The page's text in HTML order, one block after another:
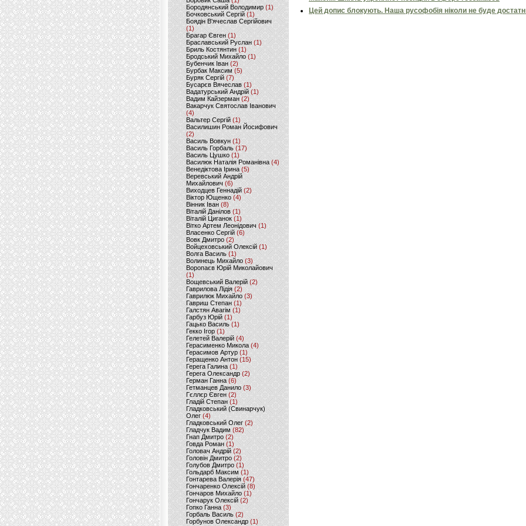
Бородянський Володимир (1)
Бочковський Сергій (1)
Боядін В'ячеслав Сергійович
(1)
Брагар Євген (1)
Браславський Руслан (1)
Бриль Костянтин (1)
Бродський Михайло (1)
Бубенчик Іван(2)
Бурбак Максим (5)
Буряк Сергій (7)
Бусарєв Вячеслав (1)
Вадатурський Андрій (1)
Вадим Кайзерман (2)
Вакарчук Святослав Іванович
(4)
Вальтер Сергій (1)
Василишин Роман Йосифович
(2)
Василь Вовкун (1)
Василь Горбаль (17)
Василь Цушко (1)
Василюк Наталія Романівна (4)
Венедіктова Ірина(5)
Веревський Андрій
Михайлович (6)
Виходцев Геннадій (2)
Віктор Ющенко (4)
Вінник Іван (8)
Віталій Данілов (1)
Віталій Циганок (1)
Вітко Артем Леонідович(1)
Власенко Сергій (6)
Вовк Дмитро(2)
Войцеховський Олексій(1)
Волга Василь (1)
Волинець Михайло (3)
Воропаєв Юрій Миколайович
(1)
Вощевський Валерій(2)
Гаврилова Лідія (2)
Гаврилюк Михайло (3)
Гавриш Степан (1)
Галстян Авагім (1)
Гарбуз Юрій (1)
Гацько Василь (1)
Гекко Ігор(1)
Гелетей Валерій (4)
Герасименко Микола (4)
Герасимов Артур (1)
Геращенко Антон(15)
Герега Галина (1)
Герега Олександр (2)
Герман Ганна (6)
Гетманцев Данило (3)
Гєллєр Євген (2)
Гладій Степан(1)
Гладковський (Свинарчук)
Олег (4)
Гладковський Олег (2)
Гладчук Вадим (82)
Гнап Дмитро (2)
Говда Роман(1)
Головач Андрій (2)
Головін Дмитро (2)
Голубов Дмитро (1)
Гольдарб Максим(1)
Гонтарева Валерія (47)
Гончаренко Олексій(8)
Гончаров Михайло (1)
Гончарук Олексій (2)
Гопко Ганна (3)
Горбаль Василь (2)
Горбунов Олександр (1)
Цей допис блокують. Наша русофобія ніколи не буде